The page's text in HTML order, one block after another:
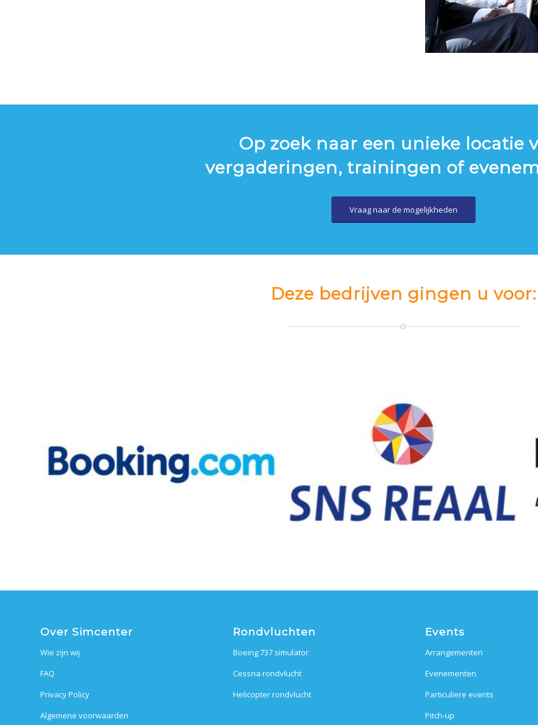
Op zoek naar een unieke locatie
vergaderingen, trainingen of
Vraag naar de mogelijkheden
Deze bedrijven gingen u voor:
Over Simcenter
Wie zijn wij
FAQ
Privacy Policy
Algemene voorwaarden
Rondvluchten
Boeing 737 simulator
Cessna rondvlucht
Helicopter rondvlucht
Events
Arrangementen
Evenementen
Particuliere events
Pitch-up